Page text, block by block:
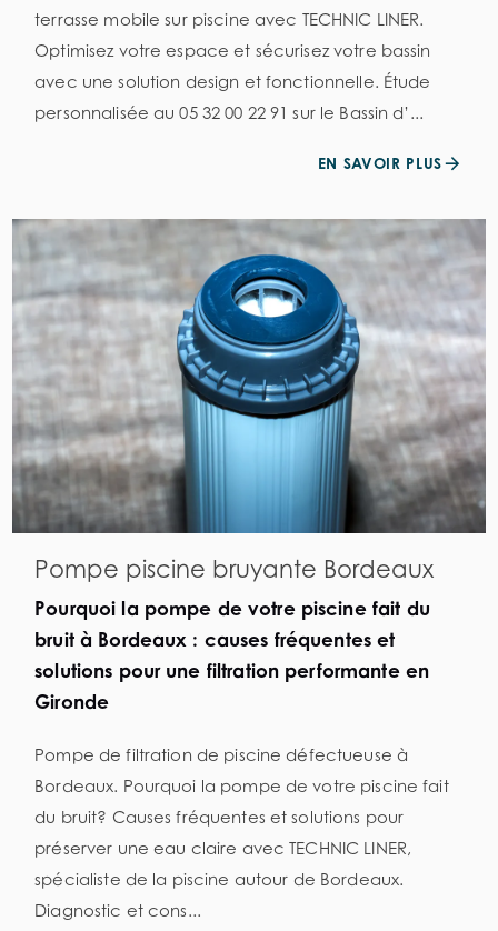
terrasse mobile sur piscine avec TECHNIC LINER.
Optimisez votre espace et sécurisez votre bassin
avec une solution design et fonctionnelle. Étude
personnalisée au 05 32 00 22 91 sur le Bassin d’...
EN SAVOIR PLUS
Pompe piscine bruyante Bordeaux
Pourquoi la pompe de votre piscine fait du
bruit à Bordeaux : causes fréquentes et
solutions pour une filtration performante en
Gironde
Pompe de filtration de piscine défectueuse à
Bordeaux. Pourquoi la pompe de votre piscine fait
du bruit? Causes fréquentes et solutions pour
préserver une eau claire avec TECHNIC LINER,
spécialiste de la piscine autour de Bordeaux.
Diagnostic et cons...